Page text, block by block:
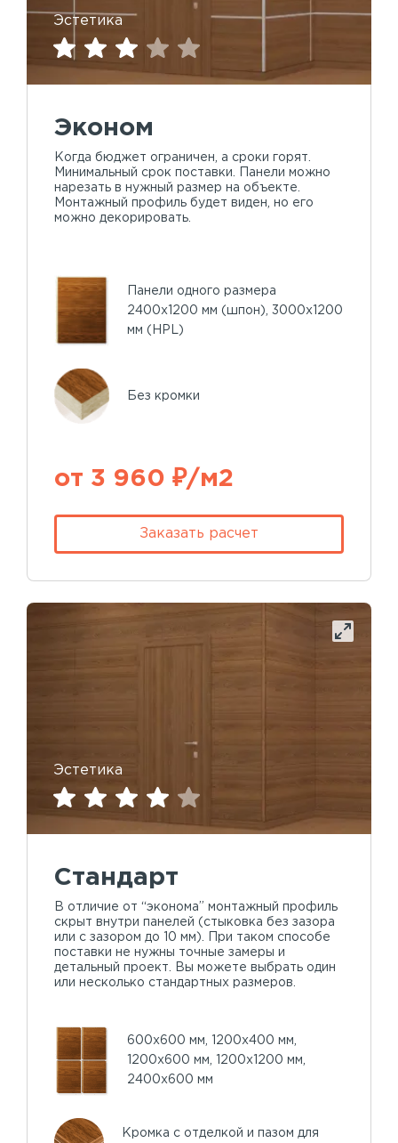
Эстетика
Эконом
Когда бюджет ограничен, а сроки горят.
Минимальный срок поставки. Панели можно
нарезать в нужный размер на объекте.
Монтажный профиль будет виден, но его
можно декорировать.
Панели одного размера
2400х1200 мм (шпон), 3000х1200
мм (HPL)
Без кромки
от 3 960 ₽/м2
Заказать расчет
Эстетика
Стандарт
В отличие от “эконома” монтажный профиль
скрыт внутри панелей (стыковка без зазора
или с зазором до 10 мм). При таком способе
поставки не нужны точные замеры и
детальный проект. Вы можете выбрать один
или несколько стандартных размеров.
600х600 мм, 1200х400 мм,
1200х600 мм, 1200х1200 мм,
2400х600 мм
Кромка с отделкой и пазом для